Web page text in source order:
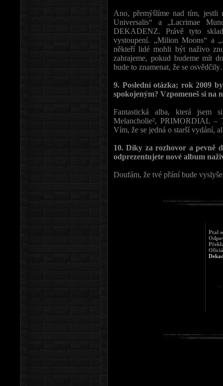
Ano, přemýšlíme nad tím, jestli
Universalis“ a „Lacrimae
DEKADENZ. Právě tyto
vystoupení. „Milion Moons“ a
někteří lidé mohli být naživo
zahrajeme, pokud budeme mít
bude to znamenat, že se
9. Poslední otázka; rok 2009
spokojeným? Vzpomeneš si na
Fantastická alba, která
Melancholie², PRIMORDIAL –
Vím, že se jedná o starší vydání,
10. Díky za rozhovor a pevně
odprezentujete nové album
Doufám, že tvé přání bude
Ptal